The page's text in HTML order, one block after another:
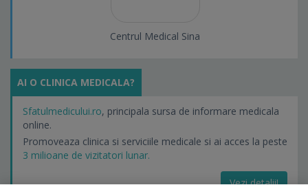
Centrul Medical Sina
AI O CLINICA MEDICALA?
Sfatulmedicului.ro, principala sursa de informare medicala
online.
Promoveaza clinica si serviciile medicale si ai acces la peste
3 milioane de vizitatori lunar.